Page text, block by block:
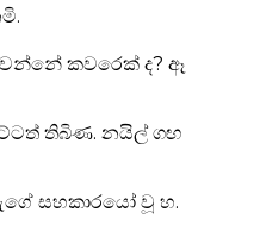
කවරෙක් ද? ඈ
තිබිණ. නයිල් ගඟ
සහකාරයෝ වූ හ.